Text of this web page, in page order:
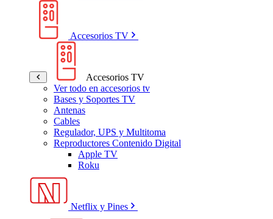
Accesorios TV
Accesorios TV
Ver todo en accesorios tv
Bases y Soportes TV
Antenas
Cables
Regulador, UPS y Multitoma
Reproductores Contenido Digital
Apple TV
Roku
Netflix y Pines